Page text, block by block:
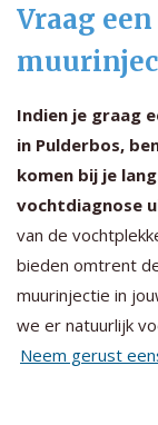
Vraag
Indien je graag
in Pulderbos,
komen bij je
vochtdiagnose
van de
bieden omtrent
muurinjectie in
we er natuurlijk
Neem gerust